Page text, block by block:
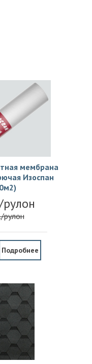
мембрана
Изоспан
рулон
Подробнее